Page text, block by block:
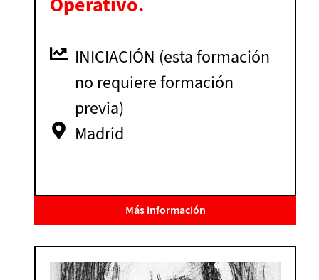
INICIACIÓN (esta formación
no requiere formación
previa)
Madrid
Más información